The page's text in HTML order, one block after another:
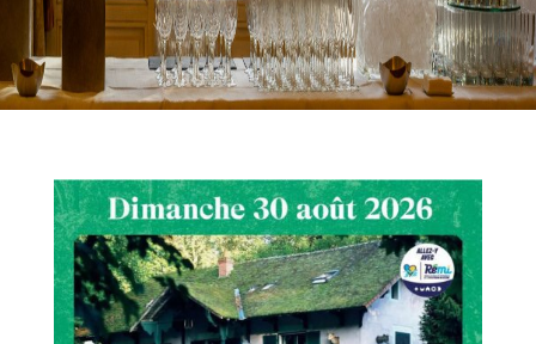
7 décembre 2026 :16e Salon de l’Histoire de
18h30 à 21h, remise du Prix du Guesclin,
Cercle National des Armées 8 place Saint-
Augustin Paris 8e
Livre d’Opéra et de Danse à l’Hôtel de
Pomereu